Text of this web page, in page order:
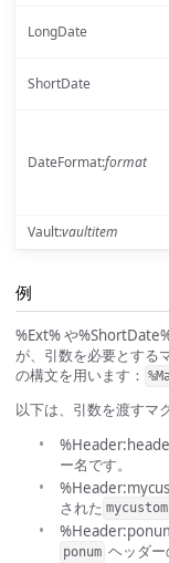
LongDate
ShortDate
DateFormat:format
Vault:vaultitem
例
%Ext% や
が、引数を必要とする
の構文を用います：
以下は、引数を渡すマ
ー名です。
された
ponum ヘッダー